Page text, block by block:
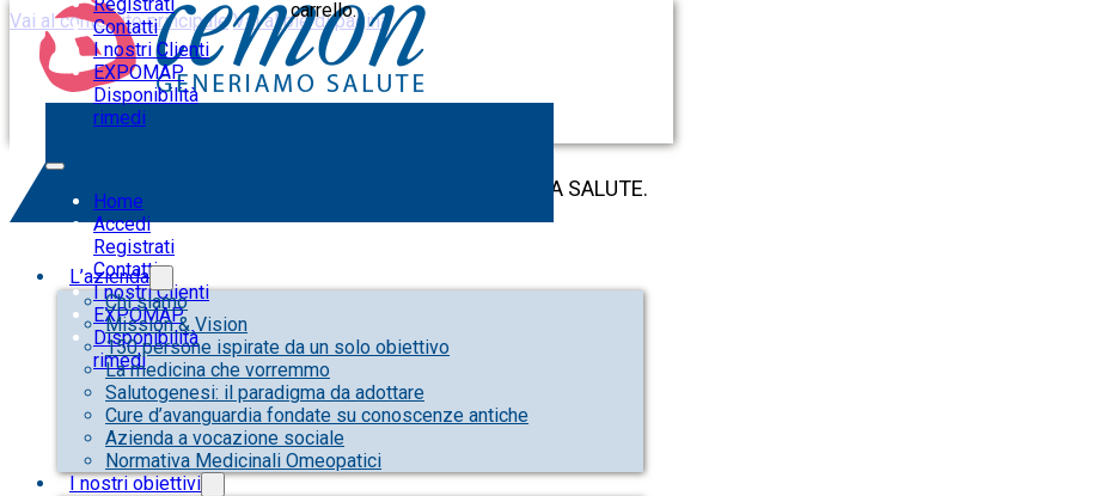
Vai al contenuto principale Vai al piè di pagina
Contatti
I nostri Clienti
EXPOMAP
Disponibilità
rimedi
Home
Accedi
Registrati
Contatti
I nostri Clienti
EXPOMAP
Disponibilità
rimedi
carrello.
L’azienda
Chi siamo
Mission & Vision
150 persone ispirate da un solo obiettivo
La medicina che vorremmo
Salutogenesi: il paradigma da adottare
Cure d’avanguardia fondate su conoscenze antiche
Azienda a vocazione sociale
Normativa Medicinali Omeopatici
I nostri obiettivi
QUESTA SEZIONE È RISERVATA AI PROFESSIONISTI DELLA SALUTE.